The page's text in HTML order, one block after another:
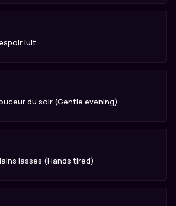
luit
du soir (Gentle evening)
lasses (Hands tired)